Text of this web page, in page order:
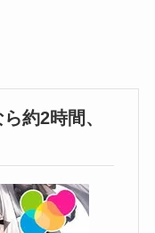
約2時間、